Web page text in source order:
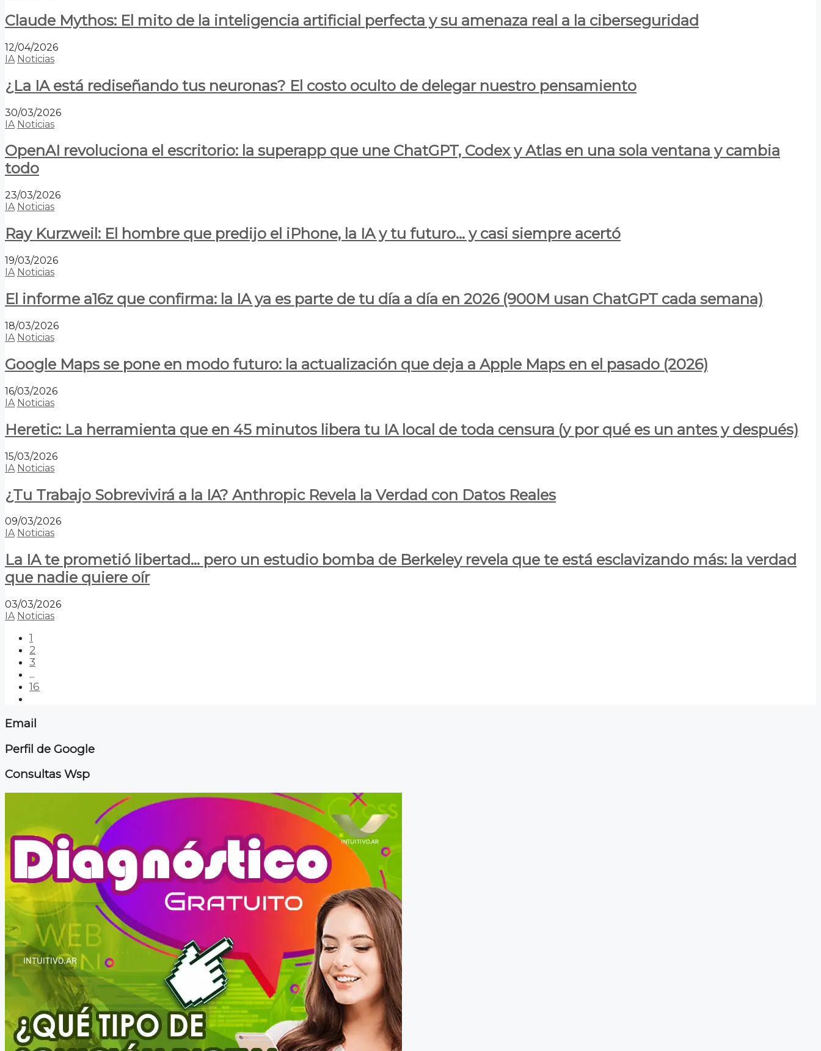
Claude Mythos: El mito de la inteligencia artificial perfecta y su amenaza real a la ciberseguridad
12/04/2026
IA Noticias
¿La IA está rediseñando tus neuronas? El costo oculto de delegar nuestro pensamiento
30/03/2026
IA Noticias
OpenAI revoluciona el escritorio: la superapp que une ChatGPT, Codex y Atlas en una sola ventana y cambia
todo
23/03/2026
IA Noticias
Ray Kurzweil: El hombre que predijo el iPhone, la IA y tu futuro… y casi siempre acertó
19/03/2026
IA Noticias
El informe a16z que confirma: la IA ya es parte de tu día a día en 2026 (900M usan ChatGPT cada semana)
18/03/2026
IA Noticias
Google Maps se pone en modo futuro: la actualización que deja a Apple Maps en el pasado (2026)
16/03/2026
IA Noticias
Heretic: La herramienta que en 45 minutos libera tu IA local de toda censura (y por qué es un antes y después)
15/03/2026
IA Noticias
¿Tu Trabajo Sobrevivirá a la IA? Anthropic Revela la Verdad con Datos Reales
09/03/2026
IA Noticias
La IA te prometió libertad… pero un estudio bomba de Berkeley revela que te está esclavizando más: la verdad
que nadie quiere oír
03/03/2026
IA Noticias
1
2
3
...
16
Email
Perfil de Google
Consultas Wsp